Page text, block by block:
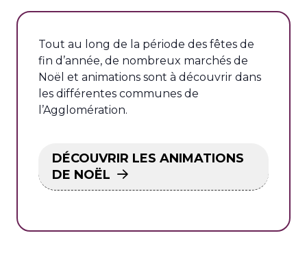
Tout au long de la période des fêtes de
fin d’année, de nombreux marchés de
Noël et animations sont à découvrir dans
les différentes communes de
l’Agglomération.
DÉCOUVRIR LES ANIMATIONS
DE NOËL